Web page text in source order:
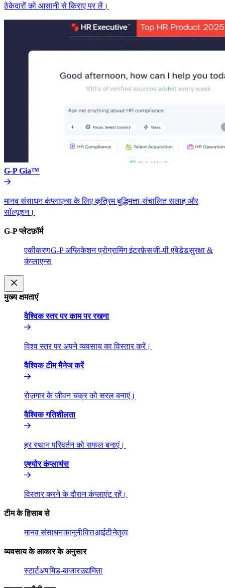
ठेकेदारों को आसानी से किराए पर लें।​​
G-P Gia™​​
मानव संसाधन कंप्लाएन्स के लिए कृत्रिम बुद्धिमत्ता-संचालित सलाह और
सॉल्यूशन।​​
G-P प्लेटफ़ॉर्म​​
एकीकरण​​G-P अप्लिकेशन प्रोग्रामिंग इंटरफ़ेस​​जी-पी एंबेडेड​​सुरक्षा &
कंप्लाएन्स​​
मुख्य क्षमताएं​​
वैश्विक स्तर पर काम पर रखना​​
विश्व स्तर पर अपने व्यवसाय का विस्तार करें।​​
वैश्विक टीम मैनेज करें​​
रोज़गार के जीवन चक्र को सरल बनाएं।​​
वैश्विक गतिशीलता​​
हर स्थान परिवर्तन को सफल बनाएं।​​
एश्योर कंप्लायंस​​
विस्तार करने के दौरान कंप्लाएंट रहें।​​
टीम के हिसाब से​​
मानव संसाधन​​कानूनी​​वित्त​​आईटी​​नेतृत्व​​
व्यवसाय के आकार के अनुसार​​
स्टार्टअप​​मिड-बाजार​​उद्यमिता​​